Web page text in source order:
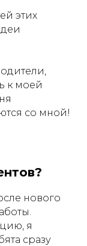
этих
к моей
со мной!
нового
я
сразу